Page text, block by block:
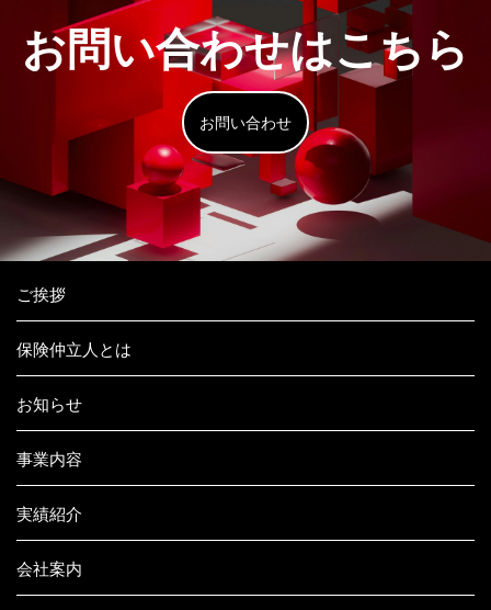
お問い合わせはこちら
お問い合わせ
ご挨拶
保険仲立人とは
お知らせ
事業内容
実績紹介
会社案内